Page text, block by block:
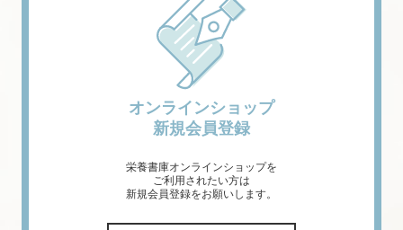
オンラインショップ
新規会員登録
栄養書庫オンラインショップを
ご利用されたい方は
新規会員登録をお願いします。